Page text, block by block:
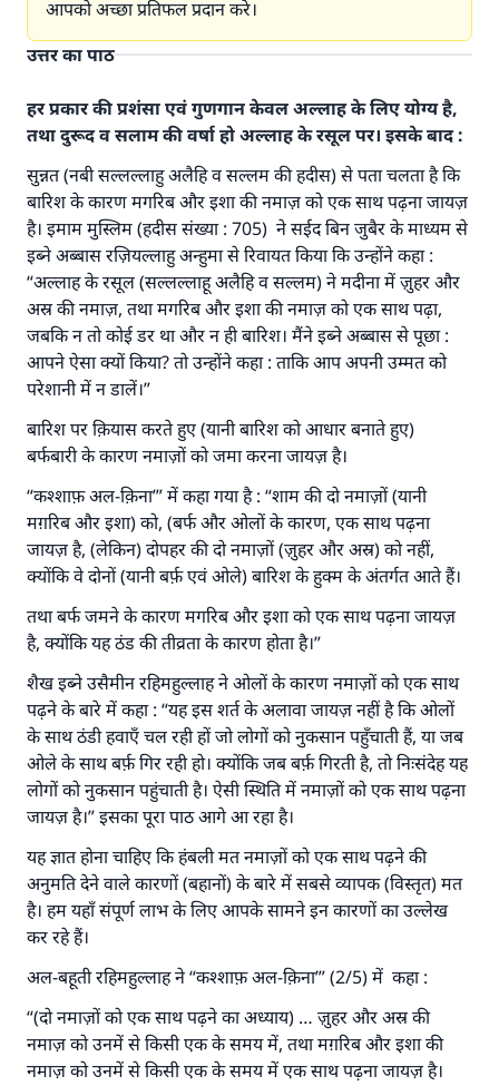
आपको अच्छा प्रतिफल प्रदान करे।
उत्तर का पाठ
हर प्रकार की प्रशंसा एवं गुणगान केवल अल्लाह के लिए योग्य है,
तथा दुरूद व सलाम की वर्षा हो अल्लाह के रसूल पर। इसके बाद :
सुन्नत (नबी सल्लल्लाहु अलैहि व सल्लम की हदीस) से पता चलता है कि
बारिश के कारण मगरिब और इशा की नमाज़ को एक साथ पढ़ना जायज़
है। इमाम मुस्लिम (हदीस संख्या : 705) ने सईद बिन जुबैर के माध्यम से
इब्ने अब्बास रज़ियल्लाहु अन्हुमा से रिवायत किया कि उन्होंने कहा :
“अल्लाह के रसूल (सल्लल्लाहू अलैहि व सल्लम) ने मदीना में ज़ुहर और
अस्र की नमाज़, तथा मगरिब और इशा की नमाज़ को एक साथ पढ़ा,
जबकि न तो कोई डर था और न ही बारिश। मैंने इब्ने अब्बास से पूछा :
आपने ऐसा क्यों किया? तो उन्होंने कहा : ताकि आप अपनी उम्मत को
परेशानी में न डालें।”
बारिश पर क़ियास करते हुए (यानी बारिश को आधार बनाते हुए)
बर्फबारी के कारण नमाज़ों को जमा करना जायज़ है।
“कश्शाफ़ अल-क़िना’” में कहा गया है : “शाम की दो नमाज़ों (यानी
मग़रिब और इशा) को, (बर्फ और ओलों के कारण, एक साथ पढ़ना
जायज़ है, (लेकिन) दोपहर की दो नमाज़ों (ज़ुहर और अस्र) को नहीं,
क्योंकि वे दोनों (यानी बर्फ़ एवं ओले) बारिश के हुक्म के अंतर्गत आते हैं।
तथा बर्फ जमने के कारण मगरिब और इशा को एक साथ पढ़ना जायज़
है, क्योंकि यह ठंड की तीव्रता के कारण होता है।”
शैख इब्ने उसैमीन रहिमहुल्लाह ने ओलों के कारण नमाज़ों को एक साथ
पढ़ने के बारे में कहा : “यह इस शर्त के अलावा जायज़ नहीं है कि ओलों
के साथ ठंडी हवाएँ चल रही हों जो लोगों को नुकसान पहुँचाती हैं, या जब
ओले के साथ बर्फ़ गिर रही हो। क्योंकि जब बर्फ़ गिरती है, तो निःसंदेह यह
लोगों को नुकसान पहुंचाती है। ऐसी स्थिति में नमाज़ों को एक साथ पढ़ना
जायज़ है।” इसका पूरा पाठ आगे आ रहा है।
यह ज्ञात होना चाहिए कि हंबली मत नमाज़ों को एक साथ पढ़ने की
अनुमति देने वाले कारणों (बहानों) के बारे में सबसे व्यापक (विस्तृत) मत
है। हम यहाँ संपूर्ण लाभ के लिए आपके सामने इन कारणों का उल्लेख
कर रहे हैं।
अल-बहूती रहिमहुल्लाह ने “कश्शाफ़ अल-क़िना’” (2/5) में कहा :
“(दो नमाज़ों को एक साथ पढ़ने का अध्याय) … ज़ुहर और अस्र की
नमाज़ को उनमें से किसी एक के समय में, तथा मग़रिब और इशा की
नमाज़ को उनमें से किसी एक के समय में एक साथ पढ़ना जायज़ है।